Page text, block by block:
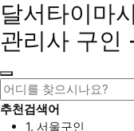
달서타이마
관리사 구인
추천검색어
1. 서울구인